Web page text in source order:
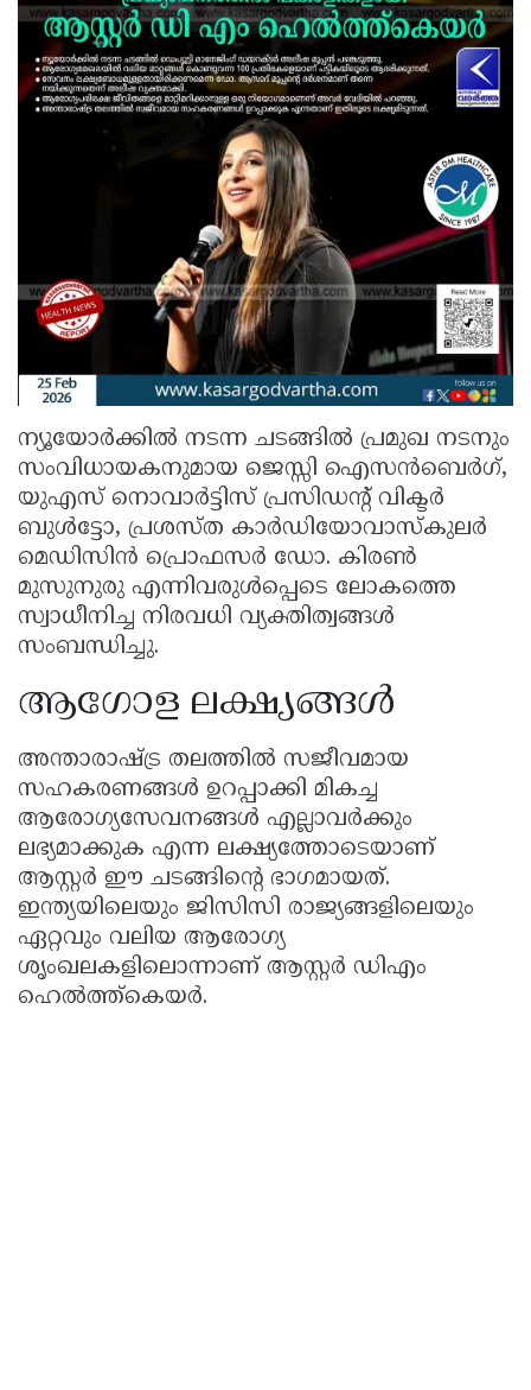
ന്യൂയോർക്കിൽ നടന്ന ചടങ്ങിൽ പ്രമുഖ നടനും
സംവിധായകനുമായ ജെസ്സി ഐസൻബെർഗ്,
യുഎസ് നൊവാർട്ടിസ് പ്രസിഡന്റ് വിക്ടർ
ബുൾട്ടോ, പ്രശസ്ത കാർഡിയോവാസ്കുലർ
മെഡിസിൻ പ്രൊഫസർ ഡോ. കിരൺ
മുസുനുരു എന്നിവരുൾപ്പെടെ ലോകത്തെ
സ്വാധീനിച്ച നിരവധി വ്യക്തിത്വങ്ങൾ
സംബന്ധിച്ചു.
ആഗോള ലക്ഷ്യങ്ങൾ
അന്താരാഷ്ട്ര തലത്തിൽ സജീവമായ
സഹകരണങ്ങൾ ഉറപ്പാക്കി മികച്ച
ആരോഗ്യസേവനങ്ങൾ എല്ലാവർക്കും
ലഭ്യമാക്കുക എന്ന ലക്ഷ്യത്തോടെയാണ്
ആസ്റ്റർ ഈ ചടങ്ങിന്റെ ഭാഗമായത്.
ഇന്ത്യയിലെയും ജിസിസി രാജ്യങ്ങളിലെയും
ഏറ്റവും വലിയ ആരോഗ്യ
ശൃംഖലകളിലൊന്നാണ് ആസ്റ്റർ ഡിഎം
ഹെൽത്ത്‌കെയർ.